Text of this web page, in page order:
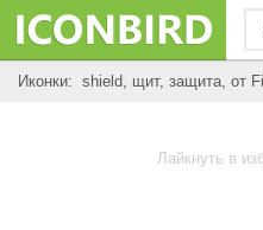
Иконки: shield, щит, защита, от
Лайкнуть в